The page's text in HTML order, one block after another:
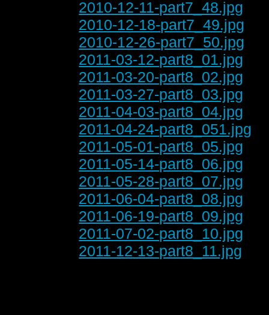
2010-12-11-part7_48.jpg
2010-12-18-part7_49.jpg
2010-12-26-part7_50.jpg
2011-03-12-part8_01.jpg
2011-03-20-part8_02.jpg
2011-03-27-part8_03.jpg
2011-04-03-part8_04.jpg
2011-04-24-part8_051.jpg
2011-05-01-part8_05.jpg
2011-05-14-part8_06.jpg
2011-05-28-part8_07.jpg
2011-06-04-part8_08.jpg
2011-06-19-part8_09.jpg
2011-07-02-part8_10.jpg
2011-12-13-part8_11.jpg